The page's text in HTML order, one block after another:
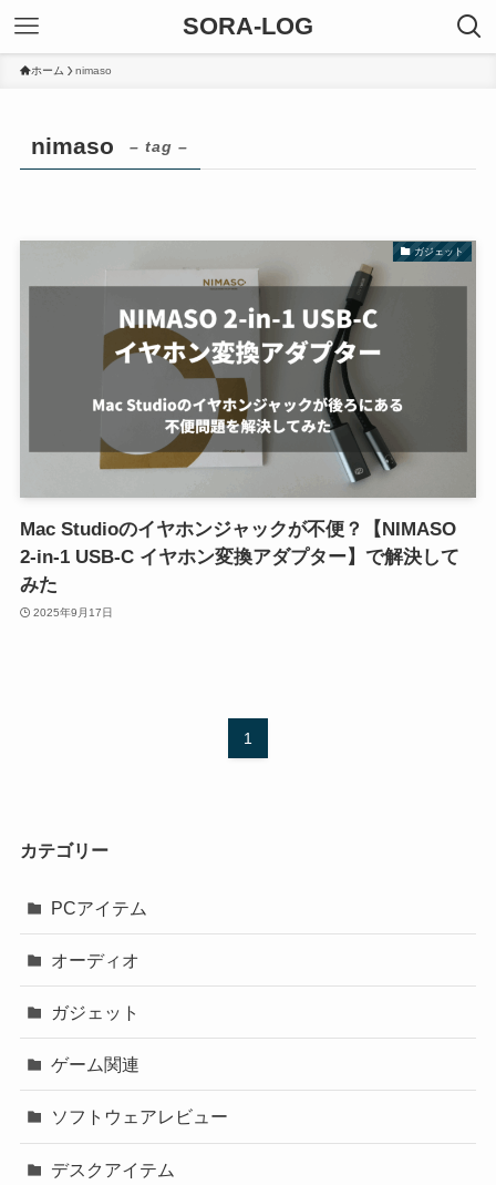
SORA-LOG
ホーム nimaso
nimaso – tag –
ガジェット
Mac Studioのイヤホンジャックが不便？【NIMASO
2-in-1 USB-C イヤホン変換アダプター】で解決して
みた
2025年9月17日
1
カテゴリー
PCアイテム
オーディオ
ガジェット
ゲーム関連
ソフトウェアレビュー
デスクアイテム